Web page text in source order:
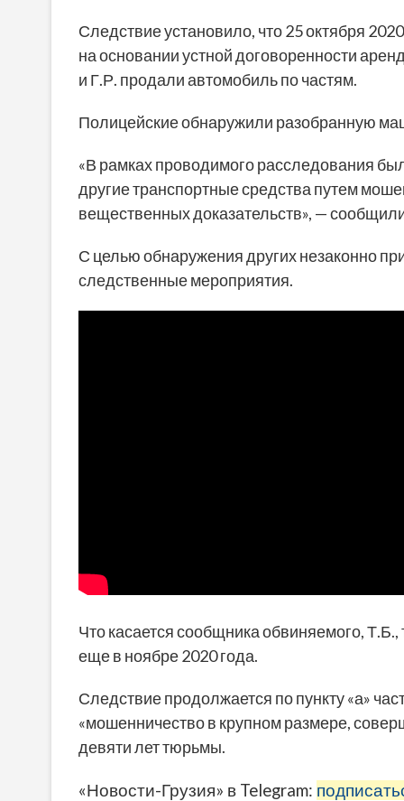
Следствие установило, что 25 октября
на основании устной договоренности
и Г.Р. продали автомобиль по частям.
Полицейские обнаружили разобранную
«В рамках проводимого расследования
другие транспортные средства путем
вещественных доказательств», —
С целью обнаружения других незаконно
следственные мероприятия.
Что касается сообщника обвиняемого,
еще в ноябре 2020 года.
Следствие продолжается по пункту «а»
«мошенничество в крупном размере,
девяти лет тюрьмы.
«Новости-Грузия» в Telegram: